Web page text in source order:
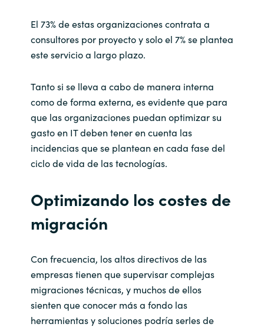
United States
El 73% de estas organizaciones contrata a
consultores por proyecto y solo el 7% se plantea
este servicio a largo plazo.
Tanto si se lleva a cabo de manera interna
como de forma externa, es evidente que para
que las organizaciones puedan optimizar su
gasto en IT deben tener en cuenta las
incidencias que se plantean en cada fase del
ciclo de vida de las tecnologías.
Optimizando los costes de
migración
Con frecuencia, los altos directivos de las
empresas tienen que supervisar complejas
migraciones técnicas, y muchos de ellos
sienten que conocer más a fondo las
herramientas y soluciones podría serles de